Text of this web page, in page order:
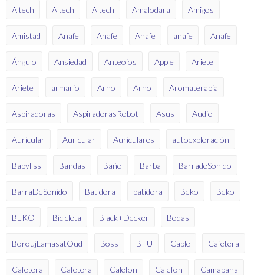
Altech Altech Altech Amalodara Amigos
Amistad Anafe Anafe Anafe anafe Anafe
Ángulo Ansiedad Anteojos Apple Ariete
Ariete armario Arno Arno Aromaterapia
Aspiradoras AspiradorasRobot Asus Audio
Auricular Auricular Auriculares autoexploración
Babyliss Bandas Baño Barba BarradeSonido
BarraDeSonido Batidora batidora Beko Beko
BEKO Bicicleta Black+Decker Bodas
BoroujLamasatOud Boss BTU Cable Cafetera
Cafetera Cafetera Calefon Calefon Camapana